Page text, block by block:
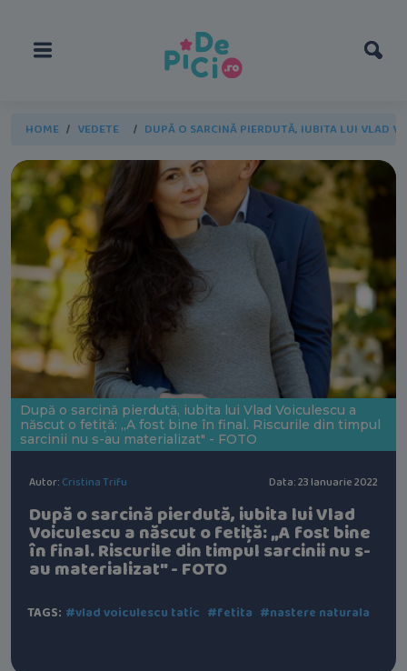
HOME VEDETE DUPĂ O SARCINĂ PIERDUTĂ, IUBITA LUI VLAD
După o sarcină pierdută, iubita lui Vlad Voiculescu a
născut o fetiță: „A fost bine în final. Riscurile din timpul
sarcinii nu s-au materializat" - FOTO
Autor: Cristina Trifu Data: 23 Ianuarie 2022
După o sarcină pierdută, iubita lui Vlad
Voiculescu a născut o fetiță: „A fost bine
în final. Riscurile din timpul sarcinii nu s-
au materializat" - FOTO
TAGS: #vlad voiculescu tatic #fetita #nastere naturala